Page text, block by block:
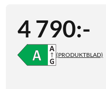
4 790:-
(PRODUKTBLAD)